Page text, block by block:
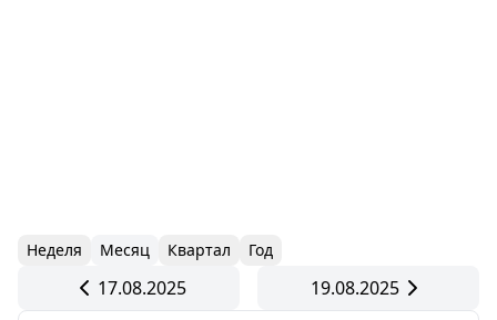
Неделя Месяц Квартал Год
17.08.2025
19.08.2025